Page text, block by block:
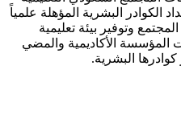
الكوادر البشرية المؤهلة علمياً
وتوفير بيئة تعليمية
المؤسسة الأكاديمية والمضي
البشرية.